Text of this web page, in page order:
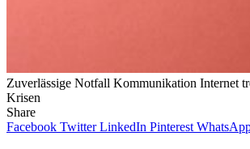
Zuverlässige Notfall Kommunikation Internet
Krisen
Share
Facebook Twitter LinkedIn Pinterest